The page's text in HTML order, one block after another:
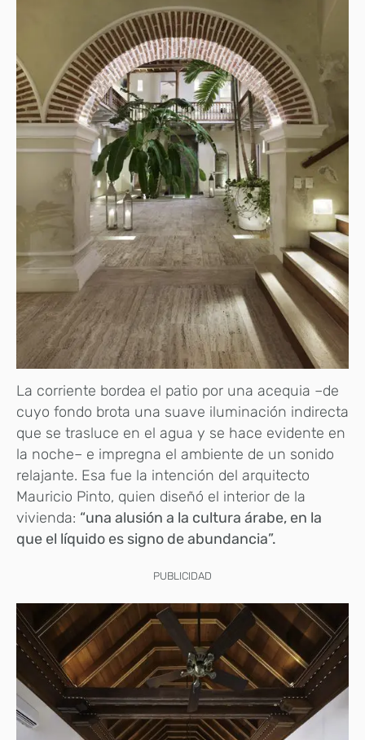
La corriente bordea el patio por una acequia –de
cuyo fondo brota una suave iluminación indirecta
que se trasluce en el agua y se hace evidente en
la noche– e impregna el ambiente de un sonido
relajante. Esa fue la intención del arquitecto
Mauricio Pinto, quien diseñó el interior de la
vivienda: “una alusión a la cultura árabe, en la
que el líquido es signo de abundancia”.
PUBLICIDAD